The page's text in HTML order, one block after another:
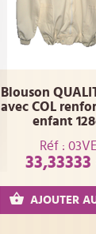
Blouson
avec COL
enfant
Réf :
33,33333
AJOUTER